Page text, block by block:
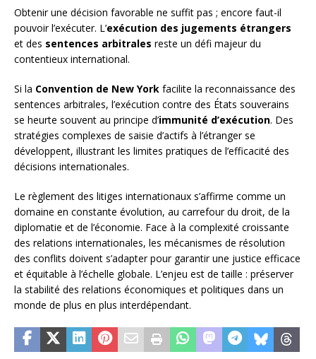
Obtenir une décision favorable ne suffit pas ; encore faut-il
pouvoir l’exécuter. L’exécution des jugements étrangers
et des sentences arbitrales reste un défi majeur du
contentieux international.
Si la Convention de New York facilite la reconnaissance des
sentences arbitrales, l’exécution contre des États souverains
se heurte souvent au principe d’immunité d’exécution. Des
stratégies complexes de saisie d’actifs à l’étranger se
développent, illustrant les limites pratiques de l’efficacité des
décisions internationales.
Le règlement des litiges internationaux s’affirme comme un
domaine en constante évolution, au carrefour du droit, de la
diplomatie et de l’économie. Face à la complexité croissante
des relations internationales, les mécanismes de résolution
des conflits doivent s’adapter pour garantir une justice efficace
et équitable à l’échelle globale. L’enjeu est de taille : préserver
la stabilité des relations économiques et politiques dans un
monde de plus en plus interdépendant.